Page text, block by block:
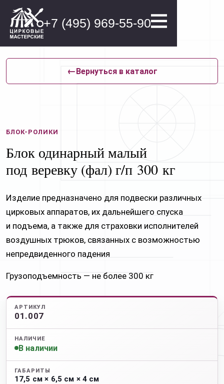
+7 (495) 969-55-90
←Вернуться в каталог
БЛОК-РОЛИКИ
Блок одинарный малый
под веревку (фал) г⁠/⁠п 300 кг
Изделие предназначено для подвески различных
цирковых аппаратов, их дальнейшего спуска
и подъема, а также для страховки исполнителей
воздушных трюков, связанных с возможностью
непредвиденного падения
Грузоподъемность — не более 300 кг
АРТИКУЛ
01.007
НАЛИЧИЕ
В наличии
ГАБАРИТЫ
17,5 см × 6,5 см × 4 см